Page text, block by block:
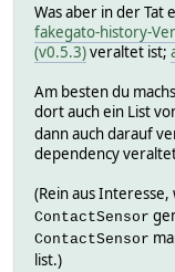
Was aber in der Tat
fakegato-history-
(v0.5.3)veraltet ist;
Am besten du
dort auch ein List
dann auch darauf
dependency
(Rein aus Interesse,
ContactSensor
ContactSensor
list.)